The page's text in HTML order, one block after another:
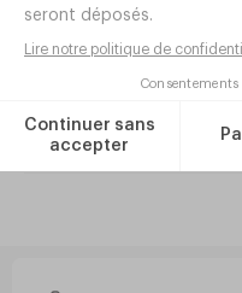
Cuillère à moka OLYMPIA Inox
Réf. EH87
HT/pièce
En stock